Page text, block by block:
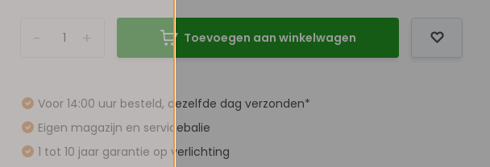
+
- Toevoegen aan winkelwagen
Voor 14:00 uur besteld, dezelfde dag verzonden*
Eigen magazijn en servicebalie
1 tot 10 jaar garantie op verlichting